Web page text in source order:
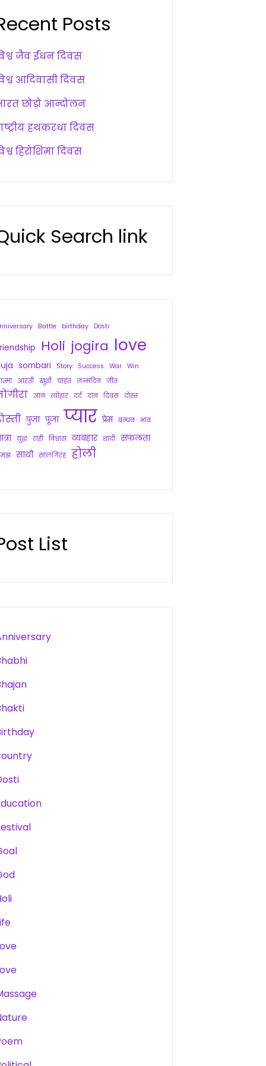
Posts
जैव ईंधन दिवस
आदिवासी दिवस
छोड़ो आन्दोलन
हथकरधा दिवस
हिरोशिमा दिवस
Search link
Battle birthday Dosti
Holi jogira love
sombari Story Success War
Win
आरती खुशी चाहत जन्मदिन जीत
ज्ञान त्योहार दर्द दान दिवस दोस्त
पुजा पूजा प्यार प्रेम बन्धन भाव
युद्ध राही विश्वास व्यवहार शादी सफलता
साथी सालगिरह होली
List